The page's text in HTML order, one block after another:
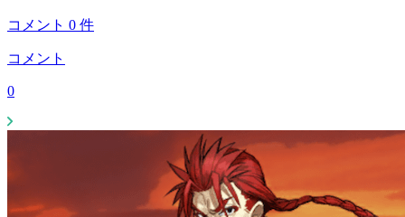
コメント 0 件
コメント
0